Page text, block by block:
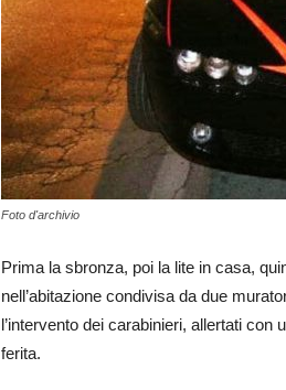
Foto d'archivio
Prima la sbronza, poi la lite in casa,
nell’abitazione condivisa da due
l’intervento dei carabinieri, allertati con
ferita.